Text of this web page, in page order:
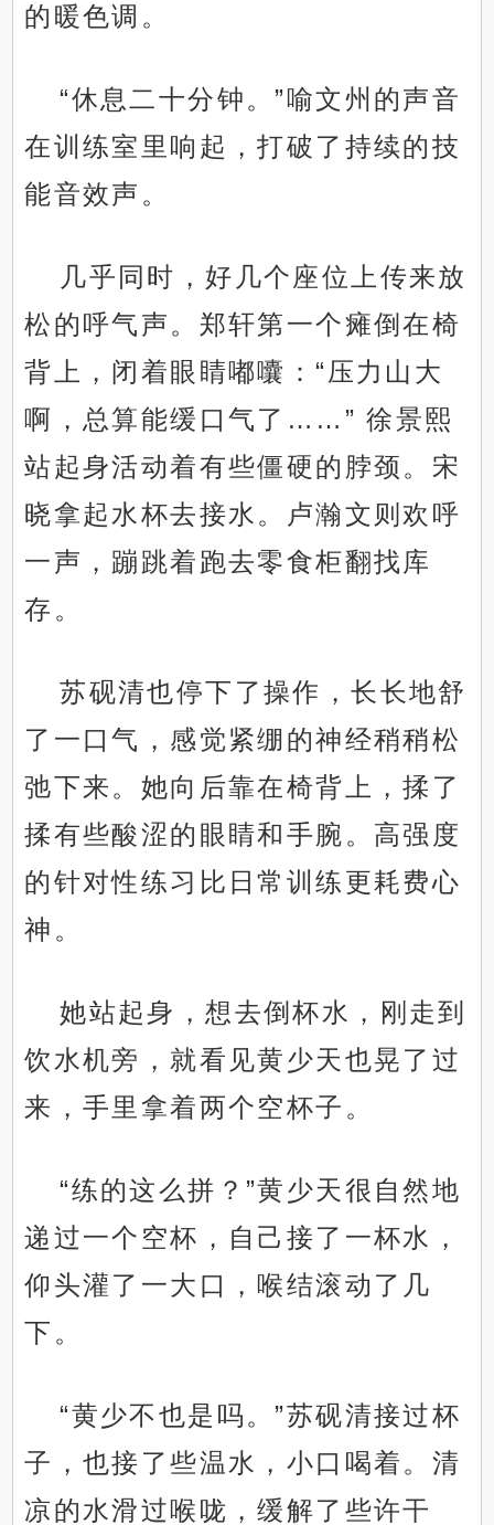
的暖色调。
“休息二十分钟。”喻文州的声音
在训练室里响起，打破了持续的技
能音效声。
几乎同时，好几个座位上传来放
松的呼气声。郑轩第一个瘫倒在椅
背上，闭着眼睛嘟囔：“压力山大
啊，总算能缓口气了……” 徐景熙
站起身活动着有些僵硬的脖颈。宋
晓拿起水杯去接水。卢瀚文则欢呼
一声，蹦跳着跑去零食柜翻找库
存。
苏砚清也停下了操作，长长地舒
了一口气，感觉紧绷的神经稍稍松
弛下来。她向后靠在椅背上，揉了
揉有些酸涩的眼睛和手腕。高强度
的针对性练习比日常训练更耗费心
神。
她站起身，想去倒杯水，刚走到
饮水机旁，就看见黄少天也晃了过
来，手里拿着两个空杯子。
“练的这么拼？”黄少天很自然地
递过一个空杯，自己接了一杯水，
仰头灌了一大口，喉结滚动了几
下。
“黄少不也是吗。”苏砚清接过杯
子，也接了些温水，小口喝着。清
凉的水滑过喉咙，缓解了些许干